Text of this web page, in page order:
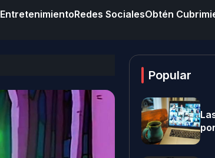
EntretenimientoRedes SocialesObtén
Popular